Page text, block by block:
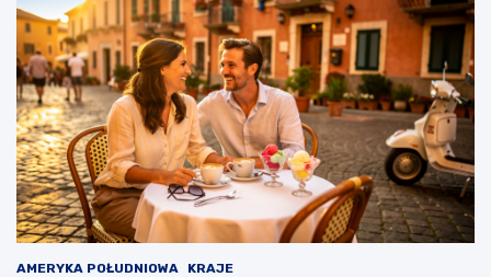
AMERYKA POŁUDNIOWA KRAJE